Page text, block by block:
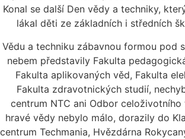
Konal se další Den vědy a techniky,
lákal děti ze základních i středních
Vědu a techniku zábavnou formou pod
nebem představily Fakulta
Fakulta aplikovaných věd, Fakulta
Fakulta zdravotnických studií,
centrum NTC ani Odbor celoživotního
hravé vědy nebylo málo, dorazily do
centrum Techmania, Hvězdárna